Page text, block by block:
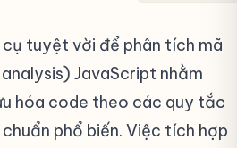
tuyệt vời để phân tích mã
JavaScript nhằm
hóa code theo các quy tắc
phổ biến. Việc tích hợp